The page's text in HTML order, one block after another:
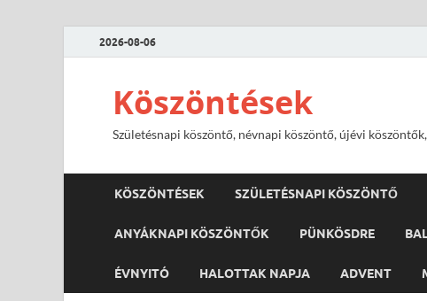
2026-08-06
Köszöntések
Születésnapi köszöntő, névnapi köszöntő, újévi
KÖSZÖNTÉSEK SZÜLETÉSNAPI KÖSZÖNTŐ
ANYÁKNAPI KÖSZÖNTŐK PÜNKÖSDRE
ÉVNYITÓ HALOTTAK NAPJA ADVENT